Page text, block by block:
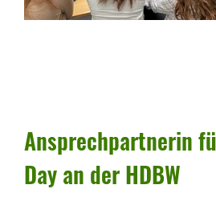
Ansprech­part­nerin
Day an der HDBW